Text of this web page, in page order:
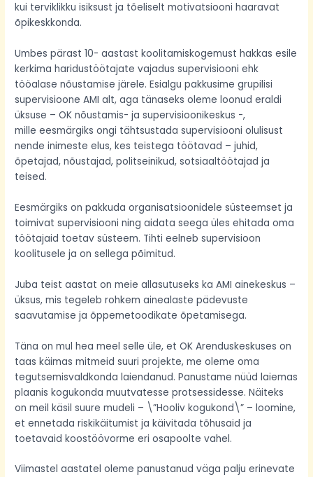
kui terviklikku isiksust ja tõeliselt motivatsiooni haaravat
õpikeskkonda.
Umbes pärast 10- aastast koolitamiskogemust hakkas esile
kerkima haridustöötajate vajadus supervisiooni ehk
tööalase nõustamise järele. Esialgu pakkusime grupilisi
supervisioone AMI alt, aga tänaseks oleme loonud eraldi
üksuse – OK nõustamis- ja supervisioonikeskus -,
mille eesmärgiks ongi tähtsustada supervisiooni olulisust
nende inimeste elus, kes teistega töötavad – juhid,
õpetajad, nõustajad, politseinikud, sotsiaaltöötajad ja
teised.
Eesmärgiks on pakkuda organisatsioonidele süsteemset ja
toimivat supervisiooni ning aidata seega üles ehitada oma
töötajaid toetav süsteem. Tihti eelneb supervisioon
koolitusele ja on sellega põimitud.
Juba teist aastat on meie allasutuseks ka AMI ainekeskus –
üksus, mis tegeleb rohkem ainealaste pädevuste
saavutamise ja õppemetoodikate õpetamisega.
Täna on mul hea meel selle üle, et OK Arenduskeskuses on
taas käimas mitmeid suuri projekte, me oleme oma
tegutsemisvaldkonda laiendanud. Panustame nüüd laiemas
plaanis kogukonda muutvatesse protsessidesse. Näiteks
on meil käsil suure mudeli – \”Hooliv kogukond\” – loomine,
et ennetada riskikäitumist ja käivitada tõhusaid ja
toetavaid koostöövorme eri osapoolte vahel.
Viimastel aastatel oleme panustanud väga palju erinevate